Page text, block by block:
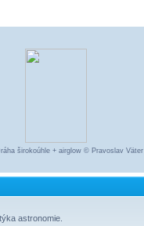
širokoúhle + airglow © Pravoslav Väter
astronomie.